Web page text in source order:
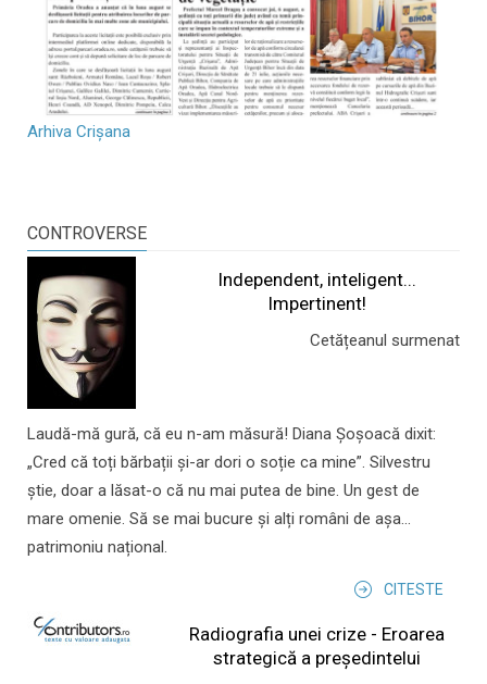
Arhiva Crișana
CONTROVERSE
Independent, inteligent...
Impertinent!
Cetățeanul surmenat
Laudă-mă gură, că eu n-am măsură! Diana Șoșoacă dixit:
„Cred că toți bărbații și-ar dori o soție ca mine”. Silvestru
știe, doar a lăsat-o că nu mai putea de bine. Un gest de
mare omenie. Să se mai bucure și alți români de așa...
patrimoniu național.
CITESTE
Radiografia unei crize - Eroarea
strategică a președintelui